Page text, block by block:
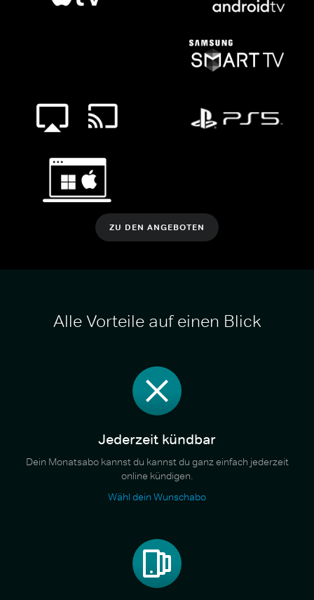
ZU DEN ANGEBOTEN
Alle Vorteile auf einen Blick
Jederzeit kündbar
Dein Monatsabo kannst du kannst du ganz einfach jederzeit
online kündigen.
Wähl dein Wunschabo